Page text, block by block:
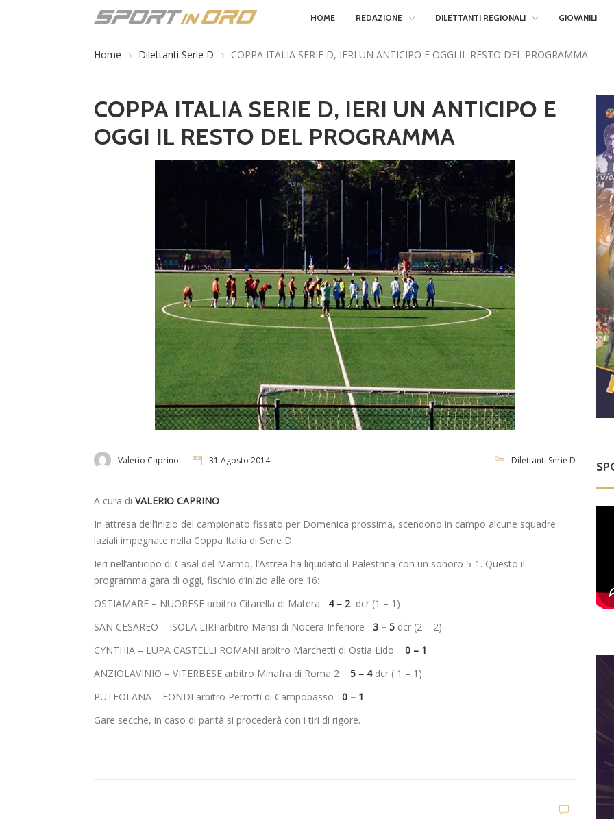
HOME REDAZIONE DILETTANTI REGIONALI GIOVANILI
Home Dilettanti Serie D COPPA ITALIA SERIE D, IERI UN ANTICIPO E OGGI IL RESTO DEL PROGRAMMA
COPPA ITALIA SERIE D, IERI UN ANTICIPO E
OGGI IL RESTO DEL PROGRAMMA
Valerio Caprino 31 Agosto 2014 Dilettanti Serie D
A cura di VALERIO CAPRINO
In attresa dell’inizio del campionato fissato per Domenica prossima, scendono in campo alcune squadre
laziali impegnate nella Coppa Italia di Serie D.
Ieri nell’anticipo di Casal del Marmo, l’Astrea ha liquidato il Palestrina con un sonoro 5-1. Questo il
programma gara di oggi, fischio d’inizio alle ore 16:
OSTIAMARE – NUORESE arbitro Citarella di Matera 4 – 2dcr (1 – 1)
SAN CESAREO – ISOLA LIRI arbitro Mansi di Nocera Inferiore 3 – 5 dcr (2 – 2)
CYNTHIA – LUPA CASTELLI ROMANI arbitro Marchetti di Ostia Lido 0 – 1
ANZIOLAVINIO – VITERBESE arbitro Minafra di Roma 2 5 – 4dcr ( 1 – 1)
PUTEOLANA – FONDI arbitro Perrotti di Campobasso 0 – 1
Gare secche, in caso di parità si procederà con i tiri di rigore.